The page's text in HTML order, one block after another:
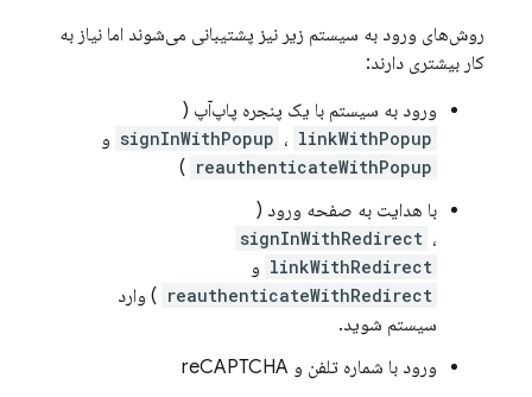
روش‌های ورود به سیستم زیر نیز پشتیبانی می‌شوند اما نیاز به
کار بیشتری دارند:
ورود به سیستم با یک پنجره پاپ‌آپ (
signInWithPopup ، linkWithPopup و
reauthenticateWithPopup
)
با هدایت به صفحه ورود (
signInWithRedirect ،
linkWithRedirect و
reauthenticateWithRedirect ) وارد
سیستم شوید.
ورود با شماره تلفن و reCAPTCHA